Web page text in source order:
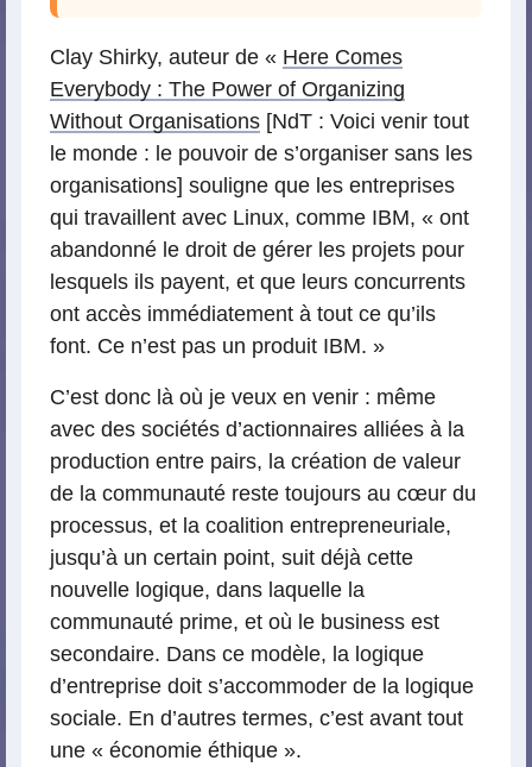
Clay Shirky, auteur de « Here Comes
Everybody : The Power of Organizing
Without Organisations [NdT : Voici venir tout
le monde : le pouvoir de s’organiser sans les
organisations] souligne que les entreprises
qui travaillent avec Linux, comme IBM, « ont
abandonné le droit de gérer les projets pour
lesquels ils payent, et que leurs concurrents
ont accès immédiatement à tout ce qu’ils
font. Ce n’est pas un produit IBM. »
C’est donc là où je veux en venir : même
avec des sociétés d’actionnaires alliées à la
production entre pairs, la création de valeur
de la communauté reste toujours au cœur du
processus, et la coalition entrepreneuriale,
jusqu’à un certain point, suit déjà cette
nouvelle logique, dans laquelle la
communauté prime, et où le business est
secondaire. Dans ce modèle, la logique
d’entreprise doit s’accommoder de la logique
sociale. En d’autres termes, c’est avant tout
une « économie éthique ».